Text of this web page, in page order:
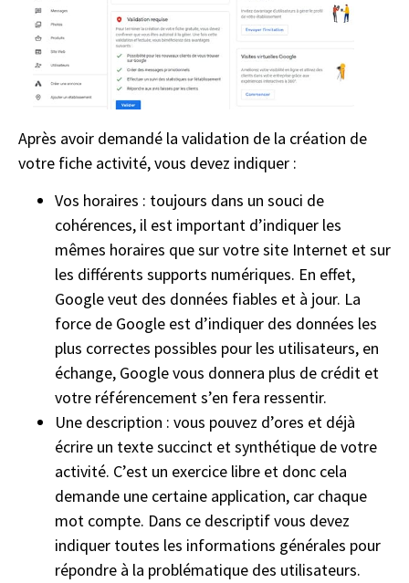
Après avoir demandé la validation de la création de
votre fiche activité, vous devez indiquer :
Vos horaires : toujours dans un souci de
cohérences, il est important d’indiquer les
mêmes horaires que sur votre site Internet et sur
les différents supports numériques. En effet,
Google veut des données fiables et à jour. La
force de Google est d’indiquer des données les
plus correctes possibles pour les utilisateurs, en
échange, Google vous donnera plus de crédit et
votre référencement s’en fera ressentir.
Une description : vous pouvez d’ores et déjà
écrire un texte succinct et synthétique de votre
activité. C’est un exercice libre et donc cela
demande une certaine application, car chaque
mot compte. Dans ce descriptif vous devez
indiquer toutes les informations générales pour
répondre à la problématique des utilisateurs.